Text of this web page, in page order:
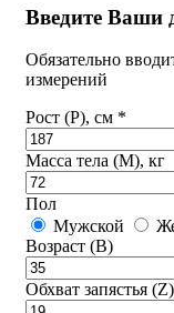
Введите Ваши
Обязательно
измерений
Рост (P), см *
Масса тела (M), кг
Пол
Мужской
Возраст (B)
Обхват запястья (Z)